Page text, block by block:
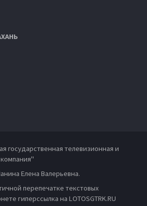
государственная телевизионная и
Елена Валерьевна.
перепечатке текстовых
гиперссылка на LOTOSGTRK.RU